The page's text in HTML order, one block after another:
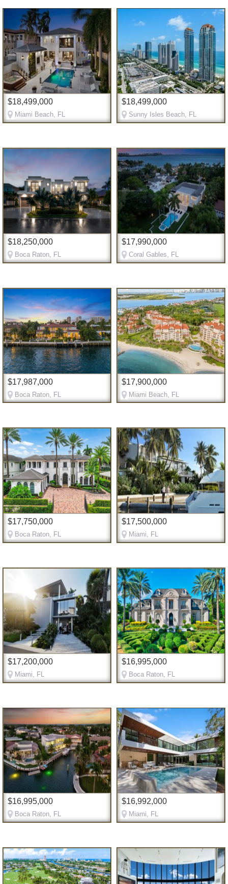
$18,499,000
Miami Beach, FL
$18,499,000
Sunny Isles Beach, FL
$18,250,000
Boca Raton, FL
$17,990,000
Coral Gables, FL
$17,987,000
Boca Raton, FL
$17,900,000
Miami Beach, FL
$17,750,000
Boca Raton, FL
$17,500,000
Miami, FL
$17,200,000
Miami, FL
$16,995,000
Boca Raton, FL
$16,995,000
Boca Raton, FL
$16,992,000
Miami, FL